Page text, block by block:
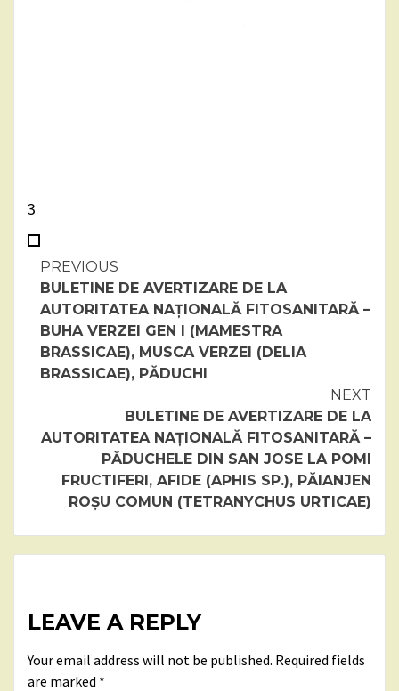
3
Continue
Reading
PREVIOUS
BULETINE DE AVERTIZARE DE LA
AUTORITATEA NAȚIONALĂ FITOSANITARĂ –
BUHA VERZEI GEN I (MAMESTRA
BRASSICAE), MUSCA VERZEI (DELIA
BRASSICAE), PĂDUCHI
NEXT
BULETINE DE AVERTIZARE DE LA
AUTORITATEA NAȚIONALĂ FITOSANITARĂ –
PĂDUCHELE DIN SAN JOSE LA POMI
FRUCTIFERI, AFIDE (APHIS SP.), PĂIANJEN
ROȘU COMUN (TETRANYCHUS URTICAE)
LEAVE A REPLY
Your email address will not be published. Required fields
are marked *